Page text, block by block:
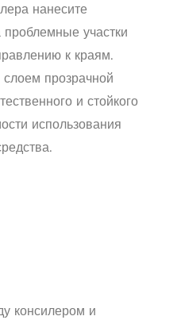
нанесите
участки
к краям.
прозрачной
и стойкого
использования
консилером и